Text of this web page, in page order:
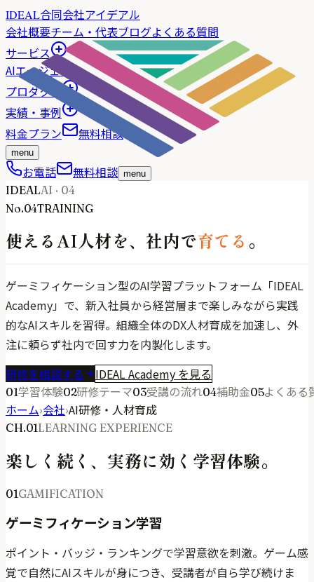
IDEAL合同会社アイデアル
会社概要チーム・代表ブログよくある質問
サービス
AIエージェント
プロダクト
実績・事例
料金プラン
無料相談
menu
お電話 無料相談 menu
IDEALAI · 04
No.04TRAINING
使えるAI人材を、社内で育てる 。
ゲーミフィケーション型のAI学習プラットフォーム「IDEAL
Academy」で、新入社員から経営層まで楽しみながら実践
的なAIスキルを習得。組織全体のDX人材育成を加速し、外
注に頼らず社内で回す力を内製化します。
研修を相談する
IDEAL Academy を見る
01学習体験02研修テーマ03受講の流れ04補助金05よくある
ホーム›会社›AI研修・人材育成
CH.01LEARNING EXPERIENCE
楽しく続く、実務に効く学習体験。
01GAMIFICATION
ゲーミフィケーション学習
ポイント・バッジ・ランキングで学習意欲を刺激。ゲーム感
覚で自然にAIスキルが身につき、受講者が自ら学び続けま